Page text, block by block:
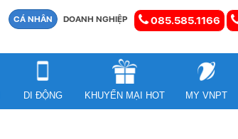
CÁ NHÂN DOANH NGHIỆP 085.585.1166
DI ĐỘNG KHUYẾN MẠI HOT MY VNPT